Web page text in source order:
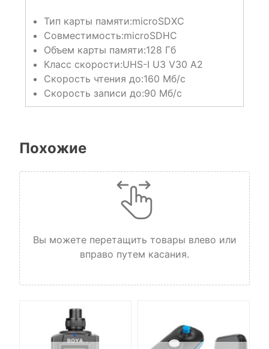
Тип карты памяти:microSDXC
Совместимость:microSDHC
Объем карты памяти:128 Гб
Класс скорости:UHS-I U3 V30 A2
Скорость чтения до:160 Мб/с
Скорость записи до:90 Мб/с
Похожие
Вы можете перетащить товары влево или
вправо путем касания.